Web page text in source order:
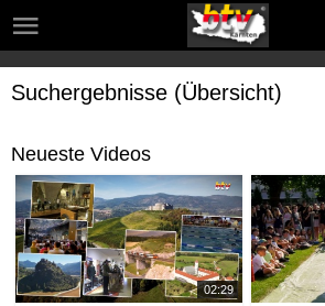
Suchergebnisse (Übersicht)
Neueste Videos
02:29